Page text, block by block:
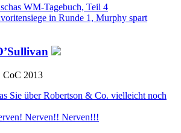
WM-Tagebuch, Teil 4
in Runde 1, Murphy spart
Sie über Robertson & Co. vielleicht noch
Nerven!! Nerven!!!